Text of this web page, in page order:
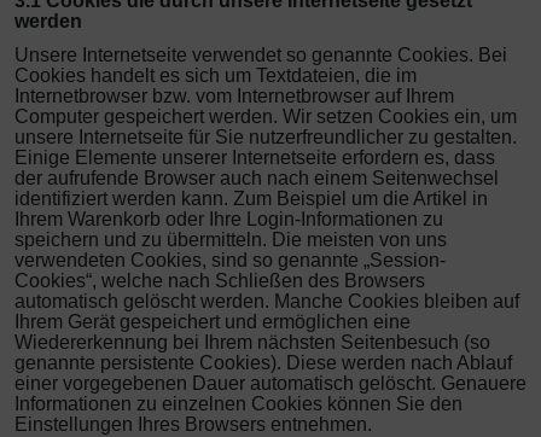
werden
Unsere Internetseite verwendet so genannte Cookies. Bei
Cookies handelt es sich um Textdateien, die im
Internetbrowser bzw. vom Internetbrowser auf Ihrem
Computer gespeichert werden. Wir setzen Cookies ein, um
unsere Internetseite für Sie nutzerfreundlicher zu gestalten.
Einige Elemente unserer Internetseite erfordern es, dass
der aufrufende Browser auch nach einem Seitenwechsel
identifiziert werden kann. Zum Beispiel um die Artikel in
Ihrem Warenkorb oder Ihre Login-Informationen zu
speichern und zu übermitteln. Die meisten von uns
verwendeten Cookies, sind so genannte „Session-
Cookies“, welche nach Schließen des Browsers
automatisch gelöscht werden. Manche Cookies bleiben auf
Ihrem Gerät gespeichert und ermöglichen eine
Wiedererkennung bei Ihrem nächsten Seitenbesuch (so
genannte persistente Cookies). Diese werden nach Ablauf
einer vorgegebenen Dauer automatisch gelöscht. Genauere
Informationen zu einzelnen Cookies können Sie den
Einstellungen Ihres Browsers entnehmen.